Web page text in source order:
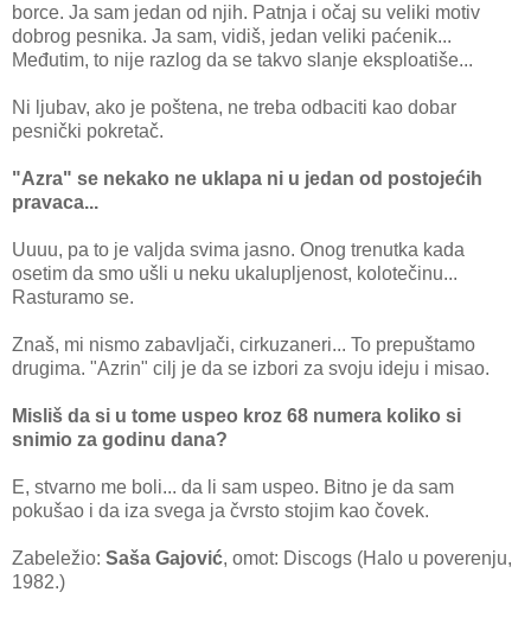
borce. Ja sam jedan od njih. Patnja i očaj su veliki motiv
dobrog pesnika. Ja sam, vidiš, jedan veliki paćenik...
Međutim, to nije razlog da se takvo slanje eksploatiše...
Ni ljubav, ako je poštena, ne treba odbaciti kao dobar
pesnički pokretač.
"Azra" se nekako ne uklapa ni u jedan od postojećih
pravaca...
Uuuu, pa to je valjda svima jasno. Onog trenutka kada
osetim da smo ušli u neku ukalupljenost, kolotečinu...
Rasturamo se.
Znaš, mi nismo zabavljači, cirkuzaneri... To prepuštamo
drugima. "Azrin" cilj je da se izbori za svoju ideju i misao.
Misliš da si u tome uspeo kroz 68 numera koliko si
snimio za godinu dana?
E, stvarno me boli... da li sam uspeo. Bitno je da sam
pokušao i da iza svega ja čvrsto stojim kao čovek.
Zabeležio: Saša Gajović, omot: Discogs (Halo u poverenju,
1982.)